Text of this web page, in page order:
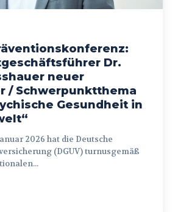
Dr.
neuer
/ Schwerpunktthema
Gesundheit in
(DGUV) turnusgemäß